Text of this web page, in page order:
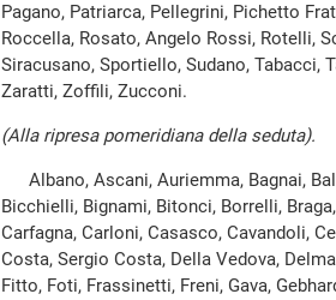
Pagano, Patriarca, Pellegrini, Pichetto
Roccella, Rosato, Angelo Rossi, Rotelli,
Siracusano, Sportiello, Sudano, Tabacci,
Zaratti, Zoffili, Zucconi.
(Alla ripresa pomeridiana della seduta).
Albano, Ascani, Auriemma, Bagnai,
Bicchielli, Bignami, Bitonci, Borrelli,
Carfagna, Carloni, Casasco, Cavandoli,
Costa, Sergio Costa, Della Vedova,
Fitto, Foti, Frassinetti, Freni, Gava,